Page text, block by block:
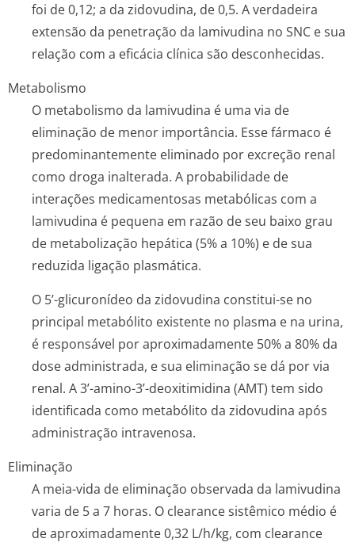
foi de 0,12; a da zidovudina, de 0,5. A verdadeira
extensão da penetração da lamivudina no SNC e sua
relação com a eficácia clínica são desconhecidas.
Metabolismo
O metabolismo da lamivudina é uma via de
eliminação de menor importância. Esse fármaco é
predominantemente eliminado por excreção renal
como droga inalterada. A probabilidade de
interações medicamentosas metabólicas com a
lamivudina é pequena em razão de seu baixo grau
de metabolização hepática (5% a 10%) e de sua
reduzida ligação plasmática.
O 5’-glicuronídeo da zidovudina constitui-se no
principal metabólito existente no plasma e na urina,
é responsável por aproximadamente 50% a 80% da
dose administrada, e sua eliminação se dá por via
renal. A 3’-amino-3’-deoxitimidina (AMT) tem sido
identificada como metabólito da zidovudina após
administração intravenosa.
Eliminação
A meia-vida de eliminação observada da lamivudina
varia de 5 a 7 horas. O clearancesistêmico médio é
de aproximadamente 0,32 L/h/kg, com clearance